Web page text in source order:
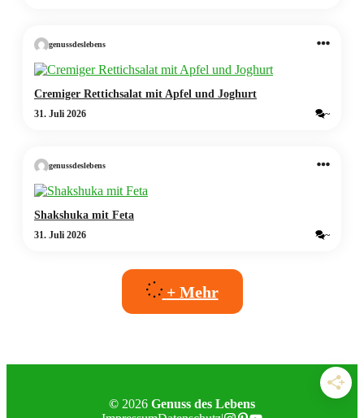
genussdeslebens
Cremiger Rettichsalat mit Apfel und Joghurt
31. Juli 2026 ~
genussdeslebens
Shakshuka mit Feta
31. Juli 2026 ~
+ Mehr
© 2026 Genuss des Lebens